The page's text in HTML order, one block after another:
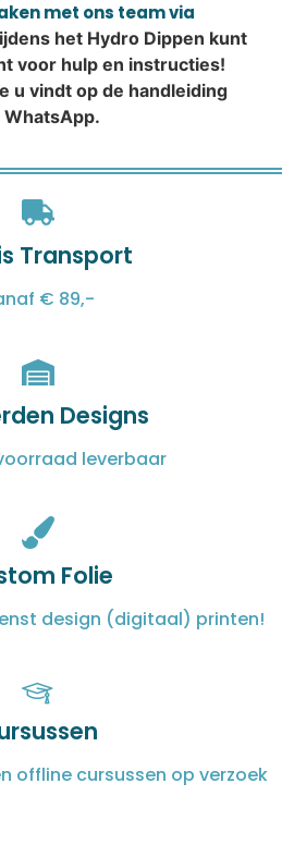
met ons team via
het Hydro Dippen kunt
voor hulp en instructies!
u vindt op de handleiding
Transport
€ 89,-
Designs
leverbaar
Folie
design (digitaal) printen!
offline cursussen op verzoek